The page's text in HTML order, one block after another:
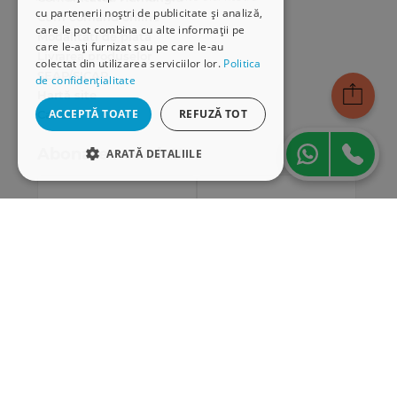
cu partenerii noștri de publicitate și analiză,
care le pot combina cu alte informații pe
care le-ați furnizat sau pe care le-au
colectat din utilizarea serviciilor lor. Politica
de confidențialitate
ACCEPTĂ TOATE REFUZĂ TOT
ARATĂ DETALIILE
Cum comand online
Modalități de plată
Livrarea produselor
SEAP/SICAP
Hartă site
Cariere
Abonare newsletter